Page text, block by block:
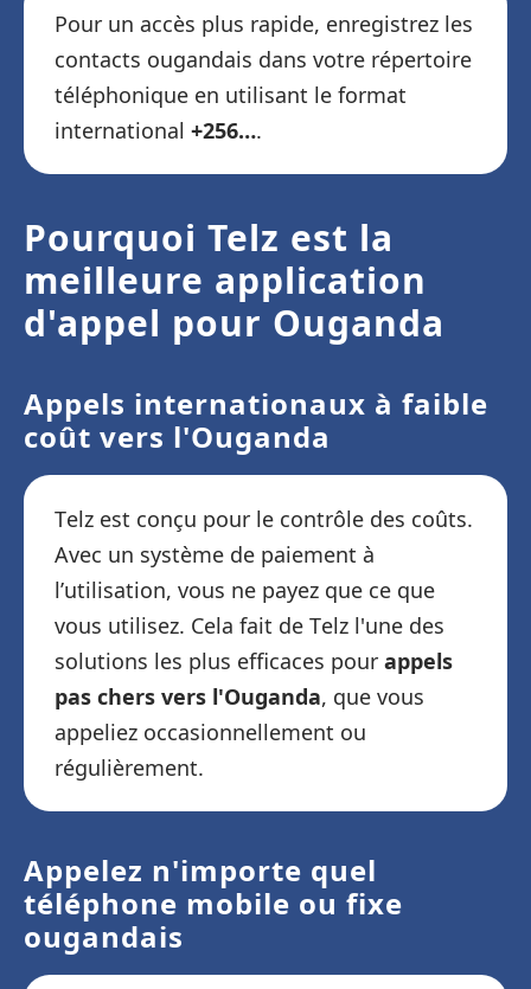
Pour un accès plus rapide, enregistrez les
contacts ougandais dans votre répertoire
téléphonique en utilisant le format
international +256….
Pourquoi Telz est la
meilleure application
d'appel pour Ouganda
Appels internationaux à faible
coût vers l'Ouganda
Telz est conçu pour le contrôle des coûts.
Avec un système de paiement à
l’utilisation, vous ne payez que ce que
vous utilisez. Cela fait de Telz l'une des
solutions les plus efficaces pour appels
pas chers vers l'Ouganda, que vous
appeliez occasionnellement ou
régulièrement.
Appelez n'importe quel
téléphone mobile ou fixe
ougandais